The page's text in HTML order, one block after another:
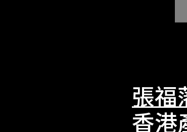
張福
香港